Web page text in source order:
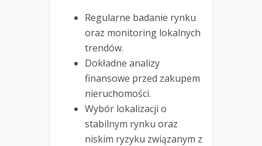
Regularne badanie rynku
oraz monitoring lokalnych
trendów.
Dokładne analizy
finansowe przed zakupem
nieruchomości.
Wybór lokalizacji o
stabilnym rynku oraz
niskim ryzyku związanym z